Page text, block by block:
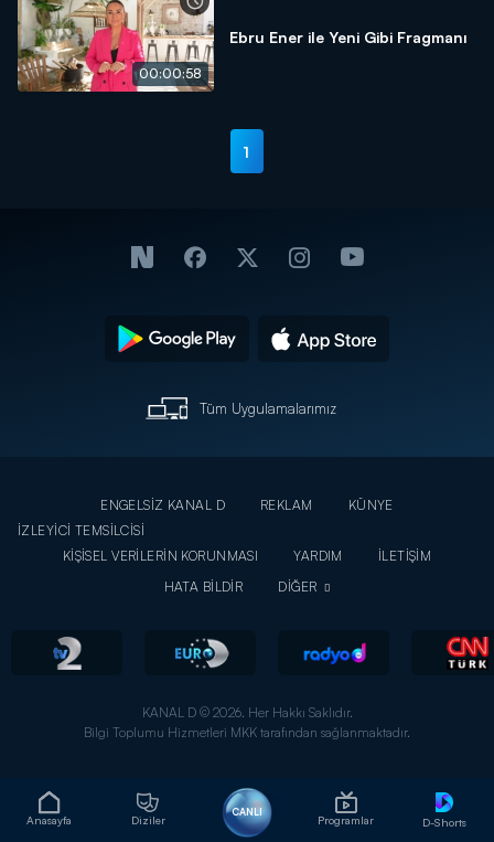
Anasayfa Diziler
CANLI
Programlar D-Shorts
00:00:58
Ebru Ener ile Yeni Gibi Fragmanı
1
Tüm Uygulamalarımız
ENGELSİZ KANAL D REKLAM
KÜNYE
İZLEYİCİ TEMSİLCİSİ
KİŞİSEL VERİLERİN KORUNMASI
YARDIM
İLETİŞİM
HATA BİLDİR
DİĞER
KANAL D © 2026. Her Hakkı Saklıdır.
Bilgi Toplumu Hizmetleri MKK tarafından sağlanmaktadır.